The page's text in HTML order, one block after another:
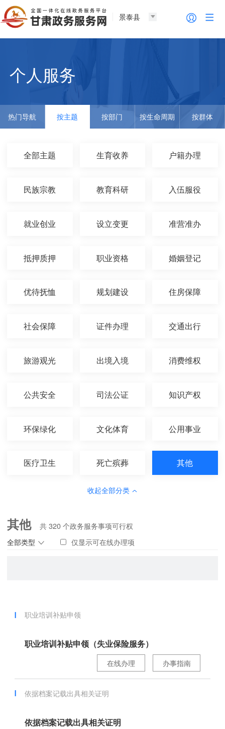
景泰县
个人服务
热门导航 按主题 按部门 按生命周期 按群体
全部主题 生育收养 户籍办理
民族宗教 教育科研 入伍服役
就业创业 设立变更 准营准办
抵押质押 职业资格 婚姻登记
优待抚恤 规划建设 住房保障
社会保障 证件办理 交通出行
旅游观光 出境入境 消费维权
公共安全 司法公证 知识产权
环保绿化 文化体育 公用事业
医疗卫生 死亡殡葬 其他
收起全部分类
其他
全部类型
共320 个政务服务事项可行权
仅显示可在线办理项
职业培训补贴申领
职业培训补贴申领（失业保险服务）
办事指南
在线办理
依据档案记载出具相关证明
依据档案记载出具相关证明